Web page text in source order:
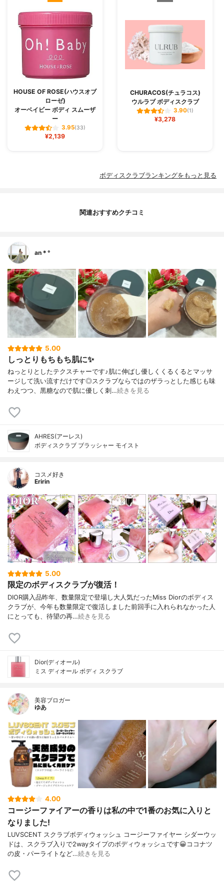
HOUSE OF ROSE(ハウスオブ
ローゼ)
オーベイビー ボディ スムーザ
ー
3.95(33)
¥2,139
CHURACOS(チュラコス)
ウルラブ ボディスクラブ
3.90(1)
¥3,278
ボディスクラブランキングをもっと見る
関連おすすめクチコミ
an＊°
5.00
しっとりもちもち肌に✨
ねっとりとしたテクスチャーです♪肌に伸ばし優しくくるくるとマッサ
ージして洗い流すだけです◎スクラブならではのザラっとした感じも味
わえつつ、黒糖なので肌に優しく刺…続きを見る
AHRES(アーレス)
ボディスクラブ ブラッシャー モイスト
コスメ好き
Eririn
5.00
限定のボディスクラブが復活！
DIOR購入品昨年、数量限定で登場し大人気だったMiss Diorのボディス
クラブが、今年も数量限定で復活しました前回手に入れられなかった人
にとっても、待望の再…続きを見る
Dior(ディオール)
ミス ディオール ボディ スクラブ
美容ブロガー
ゆあ
4.00
コージーファイアーの香りは私の中で1番のお気に入りと
なりました!
LUVSCENT スクラブボディウォッシュ コージーファイヤー シダーウッ
ドは、スクラブ入りで2wayタイプのボディウォッシュです😀ココナツ
の皮・パーライトなど…続きを見る